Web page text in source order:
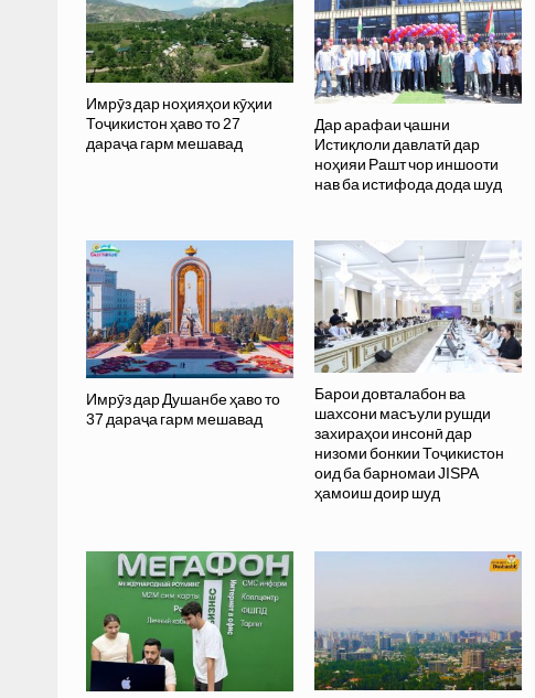
Имрӯз дар ноҳияҳои кӯҳии
Тоҷикистон ҳаво то 27
дараҷа гарм мешавад
Дар арафаи ҷашни
Истиқлоли давлатӣ дар
ноҳияи Рашт чор иншооти
нав ба истифода дода шуд
Имрӯз дар Душанбе ҳаво то
37 дараҷа гарм мешавад
Барои довталабон ва
шахсони масъули рушди
захираҳои инсонӣ дар
низоми бонкии Тоҷикистон
оид ба барномаи JISPA
ҳамоиш доир шуд